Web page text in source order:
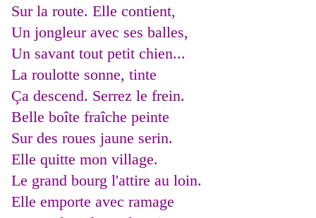
Sur la route. Elle contient,
Un jongleur avec ses balles,
Un savant tout petit chien...
La roulotte sonne, tinte
Ça descend. Serrez le frein.
Belle boîte fraîche peinte
Sur des roues jaune serin.
Elle quitte mon village.
Le grand bourg l'attire au loin.
Elle emporte avec ramage